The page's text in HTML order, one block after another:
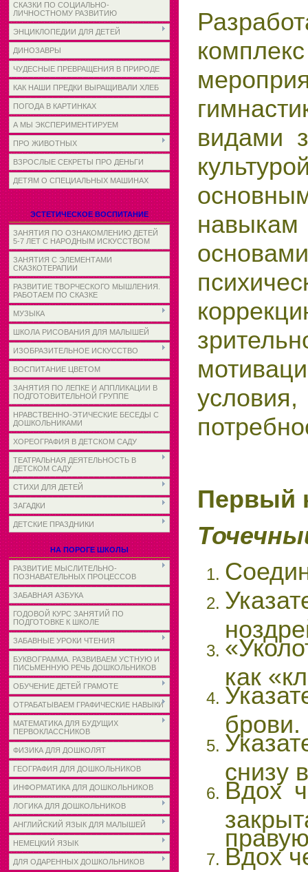
СКАЗКИ ПО СОЦИАЛЬНО-
ЛИЧНОСТНОМУ РАЗВИТИЮ
ЭНЦИКЛОПЕДИИ ДЛЯ ДЕТЕЙ
ДИНОЗАВРЫ
ЧУДЕСНЫЕ ПРЕВРАЩЕНИЯ В ПРИРОДЕ
КАК НАШИ ПРЕДКИ ВЫРАЩИВАЛИ ХЛЕБ
ПОГОДА В КАРТИНКАХ
А МЫ ЭКСПЕРИМЕНТИРУЕМ
ПРО ЖИВОТНЫХ
ВЗРОСЛЫЕ СЕКРЕТЫ ПРО ДЕНЬГИ
ДЕТЯМ О СПЕЦИАЛЬНЫХ МАШИНАХ
ЭСТЕТИЧЕСКОЕ ВОСПИТАНИЕ
ЗАНЯТИЯ ПО ОЗНАКОМЛЕНИЮ ДЕТЕЙ
5-7 ЛЕТ С НАРОДНЫМ ИСКУССТВОМ
ЗАНЯТИЯ С ЭЛЕМЕНТАМИ
СКАЗКОТЕРАПИИ
РАЗВИТИЕ ТВОРЧЕСКОГО МЫШЛЕНИЯ.
РАБОТАЕМ ПО СКАЗКЕ
МУЗЫКА
ШКОЛА РИСОВАНИЯ ДЛЯ МАЛЫШЕЙ
ИЗОБРАЗИТЕЛЬНОЕ ИСКУССТВО
ВОСПИТАНИЕ ЦВЕТОМ
ЗАНЯТИЯ ПО ЛЕПКЕ И АППЛИКАЦИИ В
ПОДГОТОВИТЕЛЬНОЙ ГРУППЕ
НРАВСТВЕННО-ЭТИЧЕСКИЕ БЕСЕДЫ С
ДОШКОЛЬНИКАМИ
ХОРЕОГРАФИЯ В ДЕТСКОМ САДУ
ТЕАТРАЛЬНАЯ ДЕЯТЕЛЬНОСТЬ В
ДЕТСКОМ САДУ
СТИХИ ДЛЯ ДЕТЕЙ
ЗАГАДКИ
ДЕТСКИЕ ПРАЗДНИКИ
НА ПОРОГЕ ШКОЛЫ
РАЗВИТИЕ МЫСЛИТЕЛЬНО-
ПОЗНАВАТЕЛЬНЫХ ПРОЦЕССОВ
ЗАБАВНАЯ АЗБУКА
ГОДОВОЙ КУРС ЗАНЯТИЙ ПО
ПОДГОТОВКЕ К ШКОЛЕ
ЗАБАВНЫЕ УРОКИ ЧТЕНИЯ
БУКВОГРАММА. РАЗВИВАЕМ УСТНУЮ И
ПИСЬМЕННУЮ РЕЧЬ ДОШКОЛЬНИКОВ
ОБУЧЕНИЕ ДЕТЕЙ ГРАМОТЕ
ОТРАБАТЫВАЕМ ГРАФИЧЕСКИЕ НАВЫКИ
МАТЕМАТИКА ДЛЯ БУДУЩИХ
ПЕРВОКЛАССНИКОВ
ФИЗИКА ДЛЯ ДОШКОЛЯТ
ГЕОГРАФИЯ ДЛЯ ДОШКОЛЬНИКОВ
ИНФОРМАТИКА ДЛЯ ДОШКОЛЬНИКОВ
ЛОГИКА ДЛЯ ДОШКОЛЬНИКОВ
АНГЛИЙСКИЙ ЯЗЫК ДЛЯ МАЛЫШЕЙ
НЕМЕЦКИЙ ЯЗЫК
ДЛЯ ОДАРЕННЫХ ДОШКОЛЬНИКОВ
видами
Первый
как
брови.
снизу
Вдох
Вдох